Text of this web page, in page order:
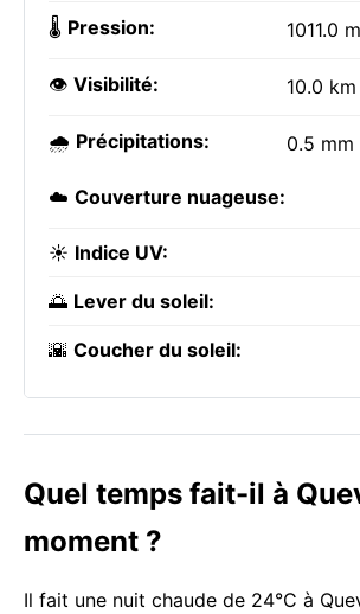
🌡️ Pression: 1011.0
👁️ Visibilité: 10.0 km
🌧️ Précipitations: 0.5 mm
☁️ Couverture nuageuse:
☀️ Indice UV:
🌅 Lever du soleil:
🌇 Coucher du soleil:
Quel temps fait-il à
moment ?
Il fait une nuit chaude de 24°C à